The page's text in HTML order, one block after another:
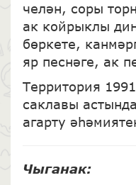
челән, соры
ак койрыклы
бөркете,
яр песнәге, ак
Территория
саклавы
агарту
Чыганак: